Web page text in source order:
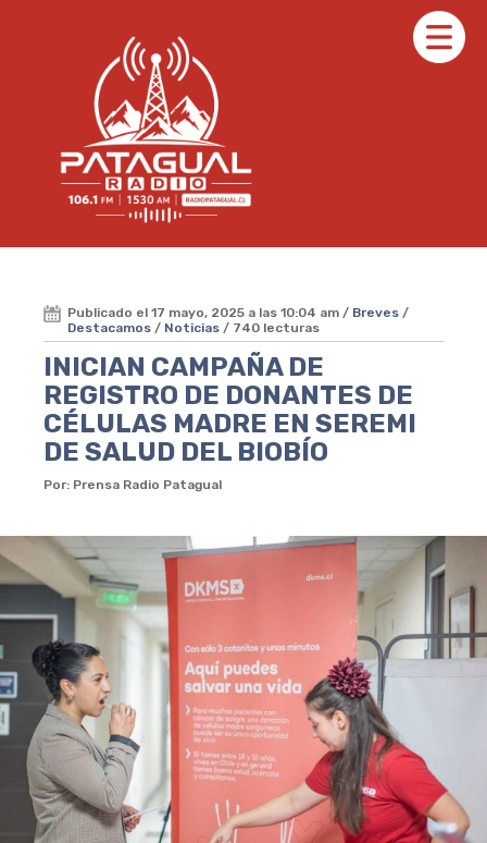
Publicado el 17 mayo, 2025 a las 10:04 am / Breves /
Destacamos / Noticias / 740 lecturas
INICIAN CAMPAÑA DE
REGISTRO DE DONANTES DE
CÉLULAS MADRE EN SEREMI
DE SALUD DEL BIOBÍO
Por: Prensa Radio Patagual